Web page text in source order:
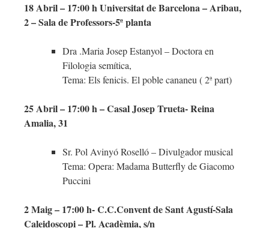
18 Abril – 17:00 h Universitat de Barcelona – Aribau,
2 – Sala de Professors-5ª planta
Dra .Maria Josep Estanyol – Doctora en
Filologia semítica,
Tema: Els fenicis. El poble cananeu ( 2ª part)
25 Abril – 17:00 h – Casal Josep Trueta- Reina
Amalia, 31
Sr. Pol Avinyó Roselló – Divulgador musical
Tema: Opera: Madama Butterfly de Giacomo
Puccini
2 Maig – 17:00 h- C.C.Convent de Sant Agustí-Sala
Caleidoscopi – Pl. Acadèmia, s/n